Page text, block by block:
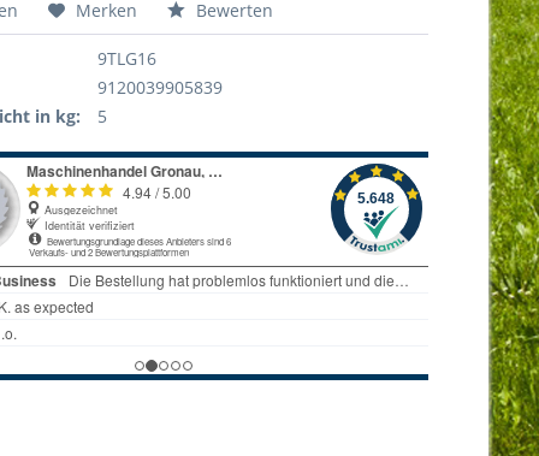
Merken Bewerten
9TLG16
9120039905839
in kg:
5